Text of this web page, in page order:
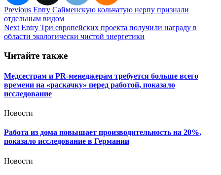
Навигация
по
записям
Previous Entry Сайменскую кольчатую нерпу признали
отдельным видом
Next Entry Три европейских проекта получили награду в
области экологически чистой энергетики
Читайте также
Медсестрам и PR-менеджерам требуется больше всего
времени на «раскачку» перед работой, показало
исследование
Новости
Работа из дома повышает производительность на 20%,
показало исследование в Германии
Новости